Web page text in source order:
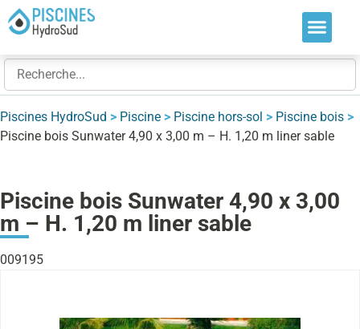
Piscines HydroSud > Piscine > Piscine hors-sol > Piscine bois >
Piscine bois Sunwater 4,90 x 3,00 m – H. 1,20 m liner sable
Piscine bois Sunwater 4,90 x 3,00
m – H. 1,20 m liner sable
009195